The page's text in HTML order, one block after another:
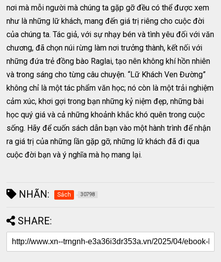
nơi mà mỗi người mà chúng ta gặp gỡ đều có thể được xem
như là những lữ khách, mang đến giá trị riêng cho cuộc đời
của chúng ta. Tác giả, với sự nhạy bén và tình yêu đối với văn
chương, đã chọn núi rừng làm nơi trưởng thành, kết nối với
những đứa trẻ đồng bào Raglai, tạo nên không khí hồn nhiên
và trong sáng cho từng câu chuyện. “Lữ Khách Ven Đường”
không chỉ là một tác phẩm văn học; nó còn là một trải nghiệm
cảm xúc, khơi gợi trong bạn những kỷ niệm đẹp, những bài
học quý giá và cả những khoảnh khắc khó quên trong cuộc
sống. Hãy để cuốn sách dẫn bạn vào một hành trình để nhận
ra giá trị của những lần gặp gỡ, những lữ khách đã đi qua
cuộc đời bạn và ý nghĩa mà họ mang lại.
NHÃN: Sách 30798
SHARE: